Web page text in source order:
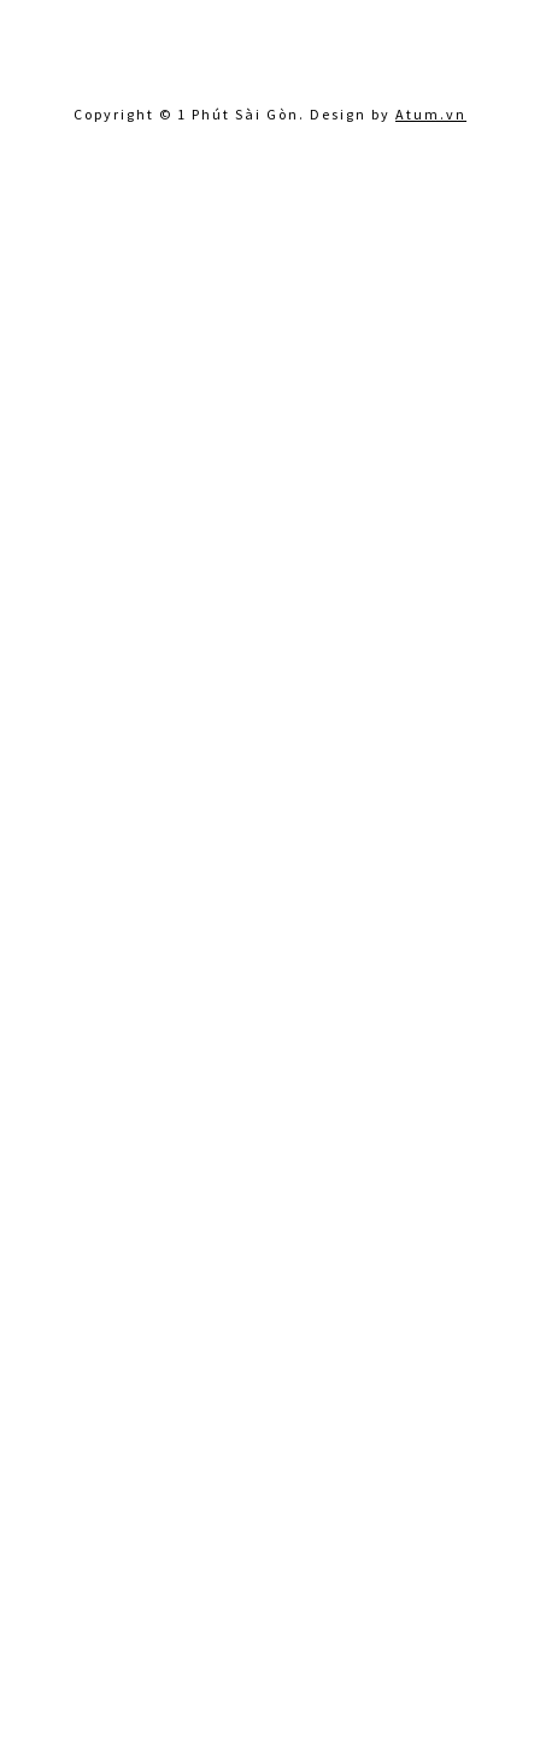
Copyright © 1 Phút Sài Gòn. Design by Atum.vn